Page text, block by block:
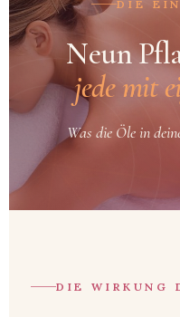
DIE
Neun
jede mit
Was die Öle in
DIE WIRKUNG